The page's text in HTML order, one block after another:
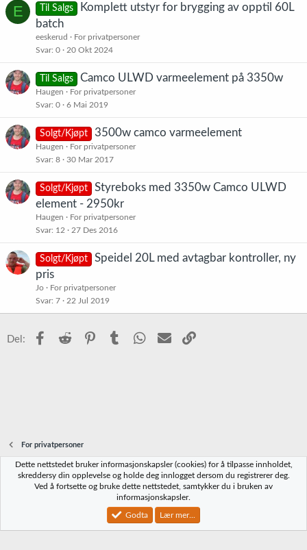
E Til Salgs
Komplett utstyr for brygging av opptil 60L
batch
eeskerud
For privatpersoner
Svar 0 20 Okt 2024
Til Salgs Camco ULWD varmeelement på 3350w
Haugen
For privatpersoner
Svar 0 6 Mai 2019
Solgt/Kjøpt 3500w camco varmeelement
Haugen
For privatpersoner
Svar 8 30 Mar 2017
Solgt/Kjøpt
Styreboks med 3350w Camco ULWD
element - 2950kr
Haugen
For privatpersoner
Svar 12 27 Des 2016
Solgt/Kjøpt
Speidel 20L med avtagbar kontroller, ny
pris
Jo
For privatpersoner
Svar 7 22 Jul 2019
Del: Facebook
Reddit PinterestTumblr WhatsApp
E-post
For privatpersoner
Norbrygg-default
Vilkår og regler Personvernregler
Community platform by XenForo® © 2010-2023 XenForo Ltd.
Dette nettstedet bruker informasjonskapsler (cookies) for å tilpasse innholdet,
skreddersy din opplevelse og holde deg innlogget dersom du registrerer deg.
Ved å fortsette og bruke dette nettstedet, samtykker du i bruken av
informasjonskapsler.
Godta Lær mer...